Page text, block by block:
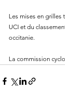
Les mises en
UCI et du
occitanie.
La commission